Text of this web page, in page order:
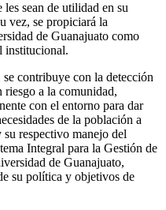
sean de utilidad en su
vez, se propiciará la
de Guanajuato como
institucional.
contribuye con la detección
riesgo a la comunidad,
con el entorno para dar
de la población a
respectivo manejo del
Integral para la Gestión de
de Guanajuato,
su política y objetivos de